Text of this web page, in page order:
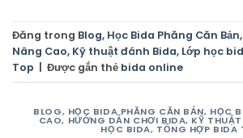
Đăng trong Blog, Học Bida Phăng Căn Bản,
Nâng Cao, Kỹ thuật đánh Bida, Lớp học
Top
Được gắn thẻ bida online
BLOG, HỌC BIDA PHĂNG CĂN BẢN, HỌC
CAO, HƯỚNG DẪN CHƠI BIDA, KỸ
HỌC BIDA, TỔNG HỢP BIDA